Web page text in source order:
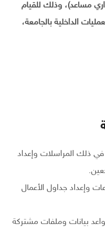
مساعد)، وذلك للقيام
الداخلية بالجامعة،
في ذلك المراسلات وإعداد
وإعداد جداول الأعمال
بيانات وملفات مشتركة